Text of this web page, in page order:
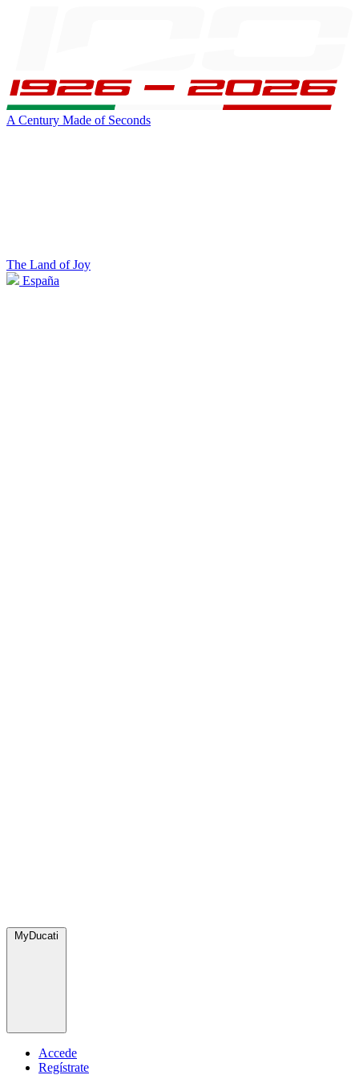
A Century Made of Seconds
The Land of Joy
España
MyDucati
Accede
Regístrate